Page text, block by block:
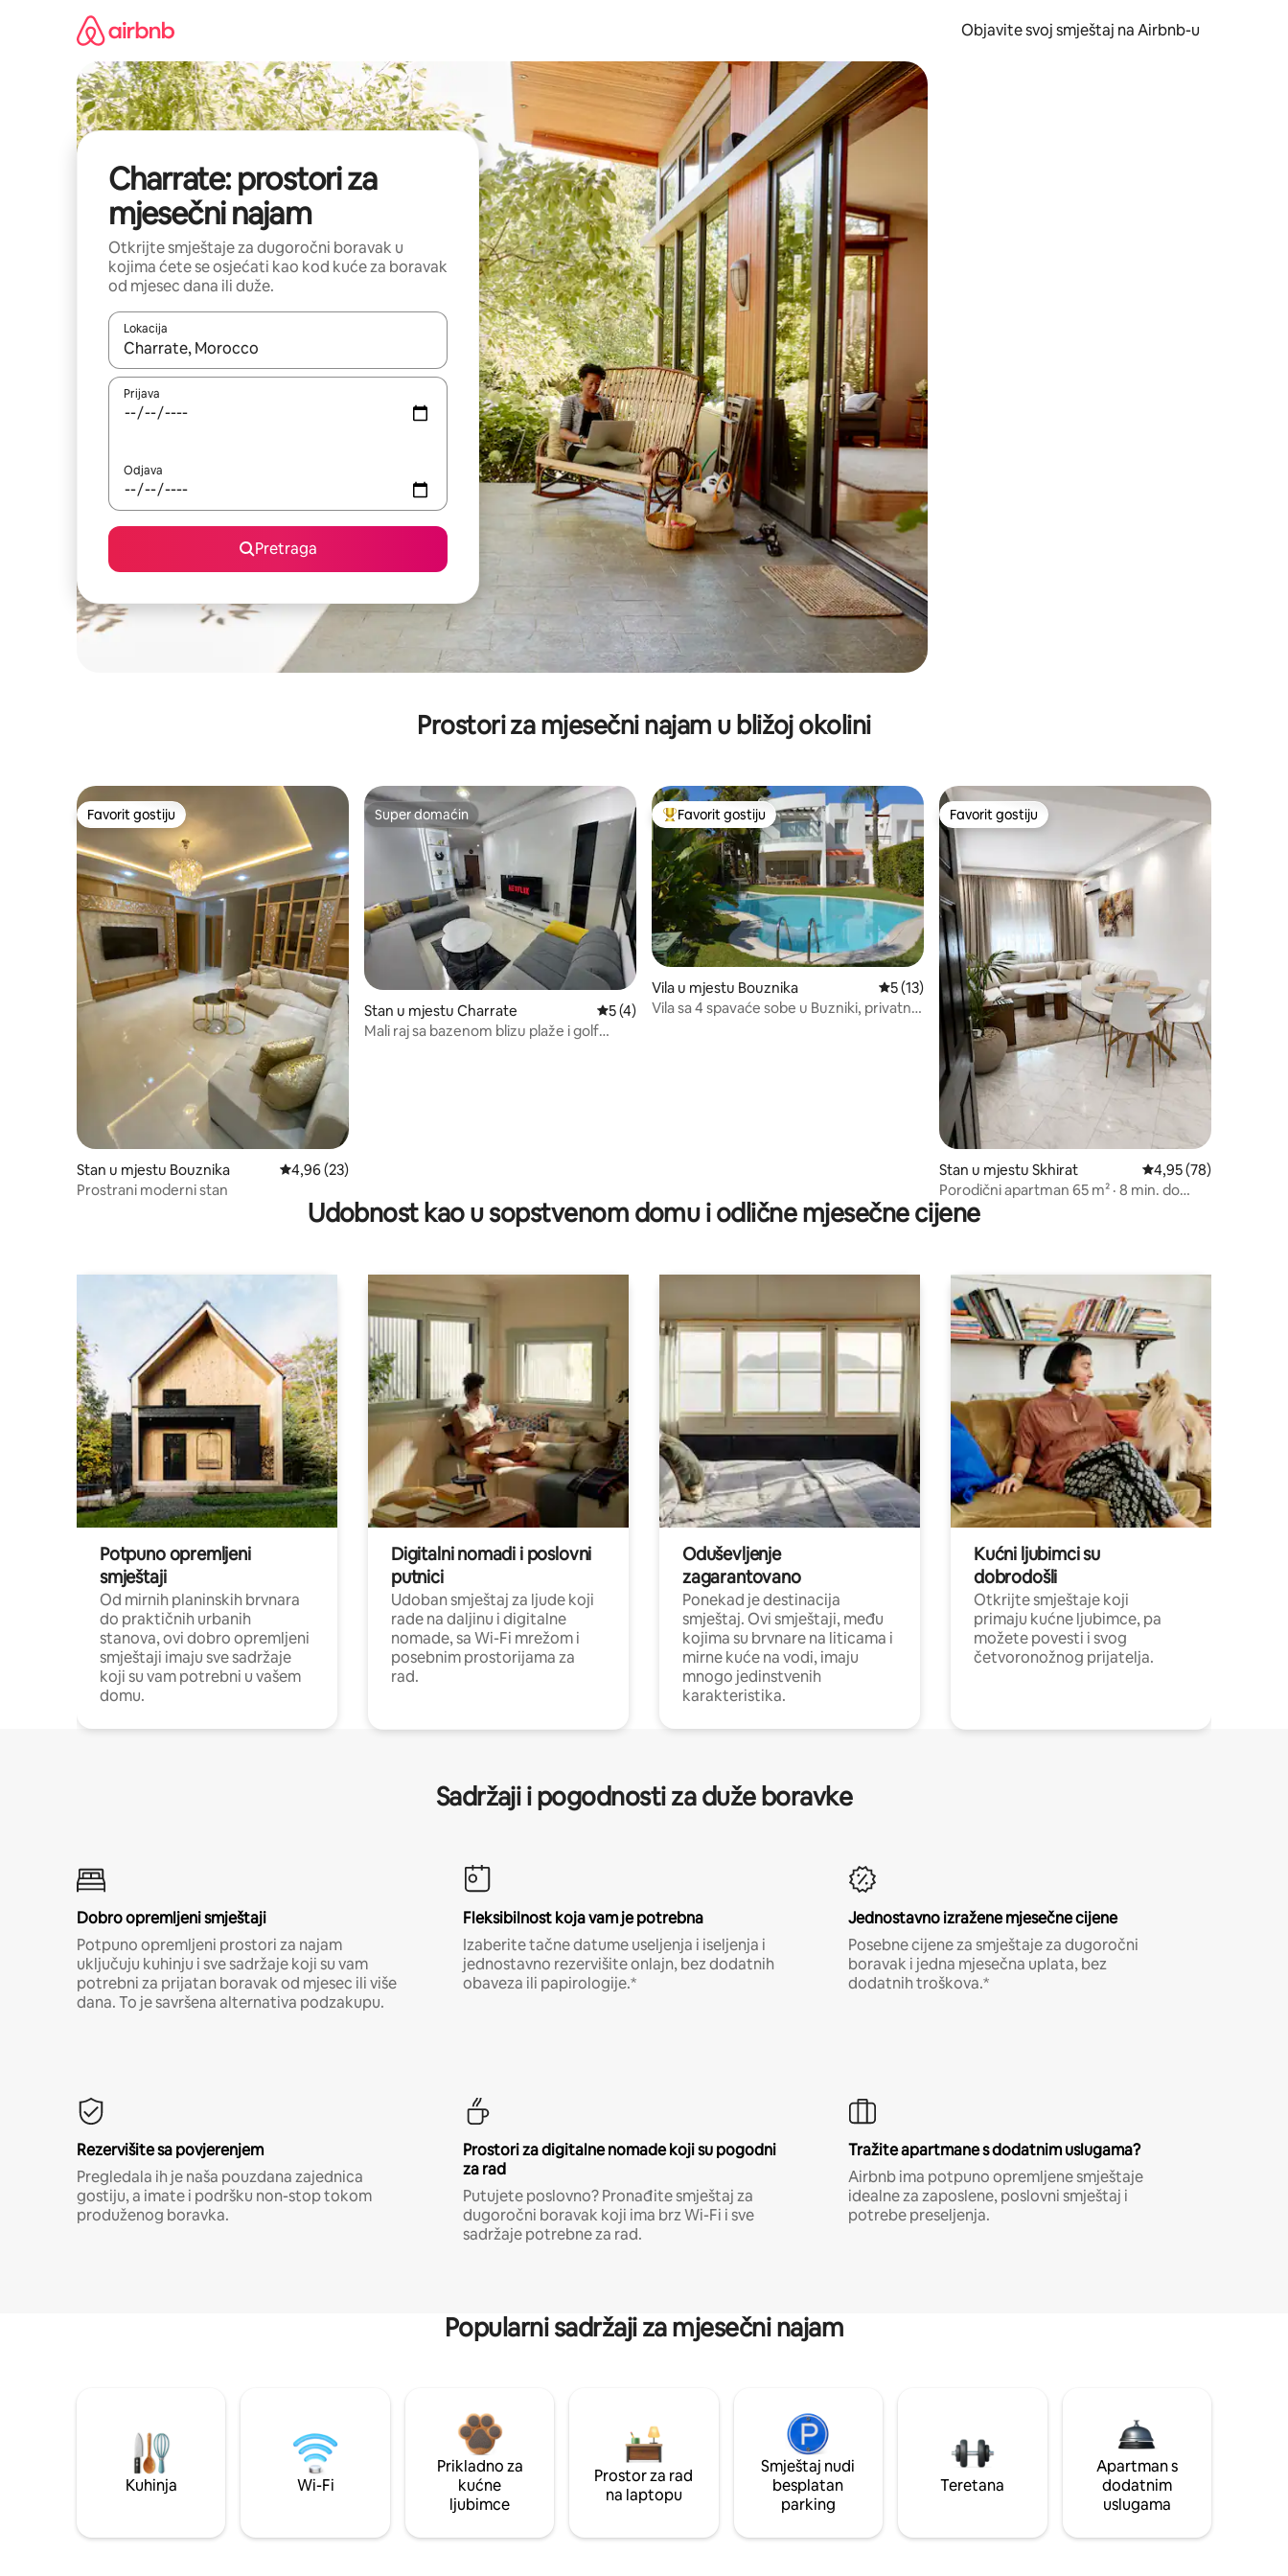
Objavite svoj smještaj na Airbnb-u
Charrate: prostori za
mjesečni najam
Otkrijte smještaje za dugoročni boravak u
kojima ćete se osjećati kao kod kuće za boravak
od mjesec dana ili duže.
Lokacija
Kad su rezultati dostupni, možete da se krećete kroz njih pomoću strelica nagore i nadolje, kao i da ih istražujte dodirom ili prevlačenjem.
Prijava
Odjava
Pretraga
Prostori za mjesečni najam u bližoj okolini
Favorit gostiju
Favorit gostiju
Stan u mjestu Bouznika prosječna ocjena 4,96 od 5, recenzija: 23
4,96 (23)
Prostrani moderni stan
Super domaćin
Super domaćin
Stan u mjestu Charrate prosječna ocjena 5 od 5, recenzija: 4
5 (4)
Mali raj sa bazenom blizu plaže i golf
Glavni favorit gostiju
Favorit gostiju
Vila u mjestu Bouznika prosječna ocjena 5 od 5, recenzija: 13
5 (13)
Vila sa 4 spavaće sobe u Buzniki, privatni
Favorit gostiju
Favorit gostiju
Stan u mjestu Skhirat prosječna ocjena
4,95 (78)
Porodični apartman 65 m² · 8 min. do
plaže · Rabat 30 min.
Udobnost kao u sopstvenom domu i odlične mjesečne cijene
Potpuno opremljeni
smještaji
Od mirnih planinskih brvnara
do praktičnih urbanih
stanova, ovi dobro opremljeni
smještaji imaju sve sadržaje
koji su vam potrebni u vašem
domu.
Digitalni nomadi i poslovni
putnici
Udoban smještaj za ljude koji
rade na daljinu i digitalne
nomade, sa Wi-Fi mrežom i
posebnim prostorijama za
rad.
Oduševljenje
zagarantovano
Ponekad je destinacija
smještaj. Ovi smještaji, među
kojima su brvnare na liticama i
mirne kuće na vodi, imaju
mnogo jedinstvenih
karakteristika.
Kućni ljubimci su
dobrodošli
Otkrijte smještaje koji
primaju kućne ljubimce, pa
možete povesti i svog
četvoronožnog prijatelja.
Sadržaji i pogodnosti za duže boravke
Dobro opremljeni smještaji
Potpuno opremljeni prostori za najam
uključuju kuhinju i sve sadržaje koji su vam
potrebni za prijatan boravak od mjesec ili više
dana. To je savršena alternativa podzakupu.
Fleksibilnost koja vam je potrebna
Izaberite tačne datume useljenja i iseljenja i
jednostavno rezervišite onlajn, bez dodatnih
obaveza ili papirologije.*
Jednostavno izražene mjesečne cijene
Posebne cijene za smještaje za dugoročni
boravak i jedna mjesečna uplata, bez
dodatnih troškova.*
Rezervišite sa povjerenjem
Pregledala ih je naša pouzdana zajednica
gostiju, a imate i podršku non-stop tokom
produženog boravka.
Prostori za digitalne nomade koji su pogodni
za rad
Putujete poslovno? Pronađite smještaj za
dugoročni boravak koji ima brz Wi-Fi i sve
sadržaje potrebne za rad.
Tražite apartmane s dodatnim uslugama?
Airbnb ima potpuno opremljene smještaje
idealne za zaposlene, poslovni smještaj i
potrebe preseljenja.
Popularni sadržaji za mjesečni najam
Kuhinja Wi-Fi
Prikladno za
kućne
ljubimce
Prostor za rad
na laptopu
Smještaj nudi
besplatan
parking
Teretana
Apartman s
dodatnim
uslugama